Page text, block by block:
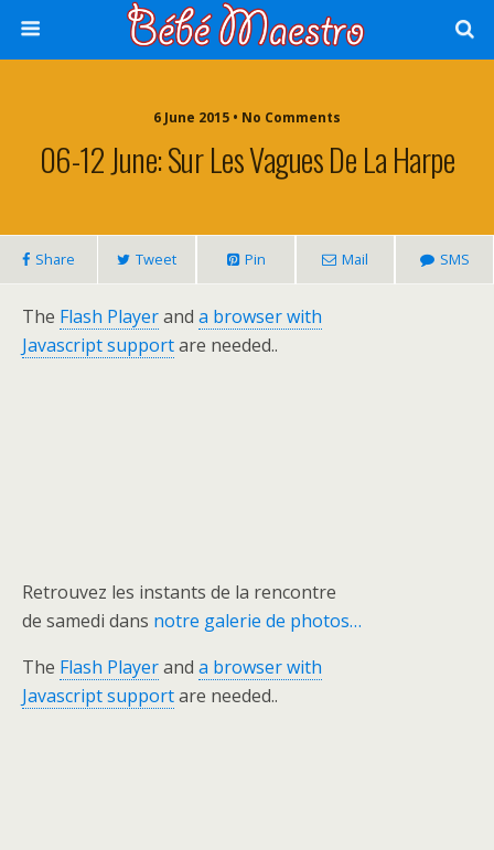
6 June 2015 • No Comments
06-12 June: Sur Les Vagues De La Harpe
Share Tweet Pin Mail SMS
The Flash Playerand a browser with
Javascript supportare needed..
Retrouvez les instants de la rencontre
de samedi dans notre galerie de photos…
The Flash Playerand a browser with
Javascript supportare needed..